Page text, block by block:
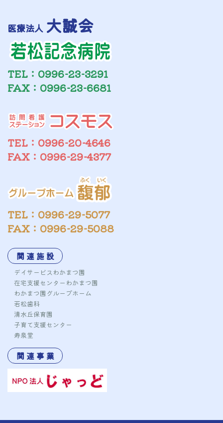
医療法人 大誠会
TEL：0996-23-3291
FAX：0996-23-6681
TEL：0996-20-4646
FAX：0996-29-4377
TEL：0996-29-5077
FAX：0996-29-5088
関 連 施 設
デイサービスわかまつ園
在宅支援センターわかまつ園
わかまつ園グループホーム
若松歯科
清水丘保育園
子育て支援センター
寿泉堂
関 連 事 業